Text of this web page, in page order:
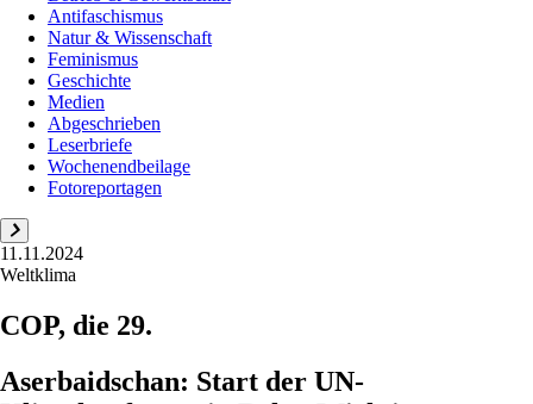
Antifaschismus
Natur & Wissenschaft
Feminismus
Geschichte
Medien
Abgeschrieben
Leserbriefe
Wochenendbeilage
Fotoreportagen
11.11.2024
Weltklima
COP, die 29.
Aserbaidschan: Start der UN-